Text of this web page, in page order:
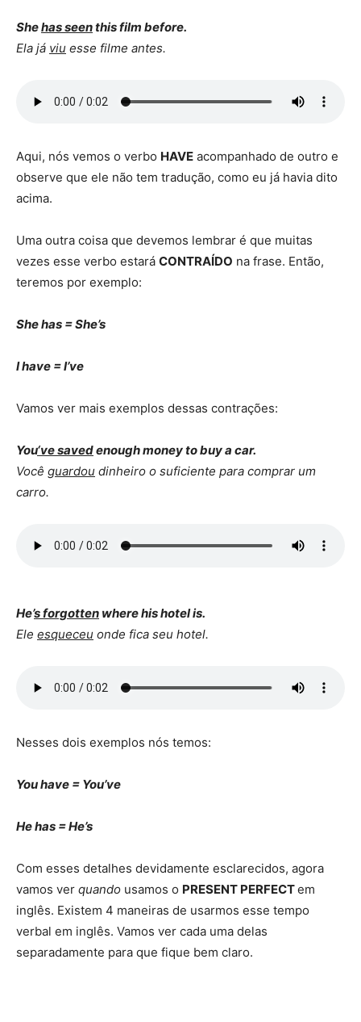
Shehas seenthis film before.
Ela já viu esse filme antes.
Aqui, nós vemos o verbo HAVE acompanhado de outro e
observe que ele não tem tradução, como eu já havia dito
acima.
Uma outra coisa que devemos lembrar é que muitas
vezes esse verbo estará CONTRAÍDO na frase. Então,
teremos por exemplo:
She has = She’s
I have = I’ve
Vamos ver mais exemplos dessas contrações:
You‘ve savedenough money to buy a car.
Você guardou dinheiro o suficiente para comprar um
carro.
He’s forgotten where his hotel is.
Ele esqueceu onde fica seu hotel.
Nesses dois exemplos nós temos:
You have = You’ve
He has = He’s
Com esses detalhes devidamente esclarecidos, agora
vamos ver quando usamos o PRESENT PERFECTem
inglês. Existem 4 maneiras de usarmos esse tempo
verbal em inglês. Vamos ver cada uma delas
separadamente para que fique bem claro.